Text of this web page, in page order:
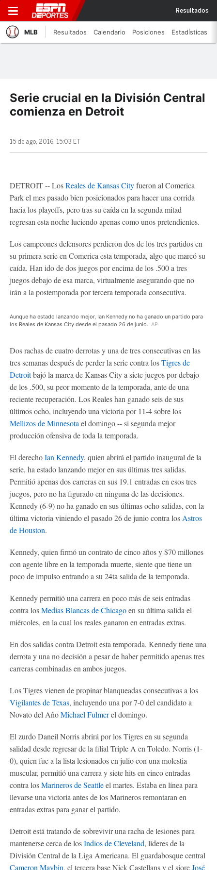
Resultados
MLB Resultados Calendario Posiciones Estadísticas
Serie crucial en la División Central
comienza en Detroit
15 de ago, 2016, 15:03 ET
DETROIT -- LosReales de Kansas Cityfueron al Comerica
Park el mes pasado bien posicionados para hacer una corrida
hacia los playoffs, pero tras su caída en la segunda mitad
regresan esta noche luciendo apenas como unos pretendientes.
Los campeones defensores perdieron dos de los tres partidos en
su primera serie en Comerica esta temporada, algo que marcó su
caída. Han ido de dos juegos por encima de los .500 a tres
juegos debajo de esa marca, virtualmente asegurando que no
irán a la postemporada por tercera temporada consecutiva.
Aunque ha estado lanzando mejor, Ian Kennedy no ha ganado un partido para
los Reales de Kansas City desde el pasado 26 de junio.. AP
Dos rachas de cuatro derrotas y una de tres consecutivas en las
tres semanas después de perder la serie contra losTigres de
Detroitbajó la marca de Kansas City a siete juegos por debajo
de los .500, su peor momento de la temporada, ante de una
reciente recuperación. Los Reales han ganado seis de sus
últimos ocho, incluyendo una victoria por 11-4 sobre los
Mellizos de Minnesota el domingo -- si segunda mejor
producción ofensiva de toda la temporada.
El derechoIan Kennedy, quien abrirá el partido inaugural de la
serie, ha estado lanzando mejor en sus últimas tres salidas.
Permitió apenas dos carreras en sus 19.1 entradas en esos tres
juegos, pero no ha figurado en ninguna de las decisiones.
Kennedy (6-9) no ha ganado en sus últimas ocho salidas, con la
última victoria viniendo el pasado 26 de junio contra los Astros
de Houston.
Kennedy, quien firmó un contrato de cinco años y $70 millones
con agente libre en la temporada muerte, siente que tiene un
poco de impulso entrando a su 24ta salida de la temporada.
Kennedy permitió una carrera en poco más de seis entradas
contra losMedias Blancas de Chicagoen su última salida el
miércoles, en la cual los reales ganaron en entradas extras.
En dos salidas contra Detroit esta temporada, Kennedy tiene una
derrota y una no decisión a pesar de haber permitido apenas tres
carreras combinadas en ambos juegos.
Los Tigres vienen de propinar blanqueadas consecutivas a los
Vigilantes de Texas, incluyendo una por 7-0 del candidato a
Novato del AñoMichael Fulmerel domingo.
El zurdo Daneil Norris abrirá por los Tigres en su segunda
salidad desde regresar de la filial Triple A en Toledo. Norris (1-
0), quien fue a la lista lesionados en julio con una molestia
muscular, permitió una carrera y siete hits en cinco entradas
contra losMarineros de Seattleel martes. Estaba en línea para
llevarse una victoria antes de los Marineros remontaran en
entradas extras para ganar el partido.
Detroit está tratando de sobrevivir una racha de lesiones para
mantenerse cerca de losIndios de Cleveland, líderes de la
División Central de la Liga Americana. El guardabosque central
Cameron Maybin, el tercera base Nick Castellans y el sioreJosé